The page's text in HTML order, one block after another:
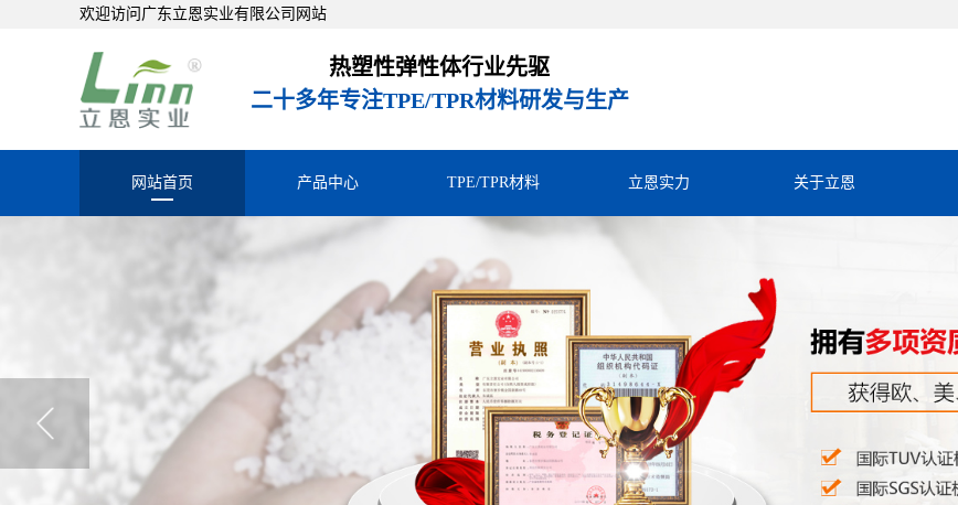
欢迎访问广东立恩实业有限公司网站
热塑性弹性体行业先驱
二十多年专注TPE/TPR材料研发与生产
网站首页 产品中心 TPE/TPR材料 立恩实力 关于立恩